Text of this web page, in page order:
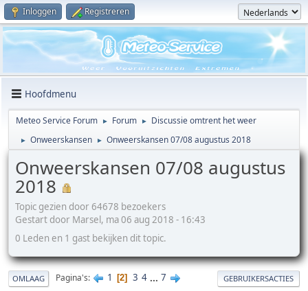
Inloggen Registreren
Hoofdmenu
Meteo Service Forum ► Forum ► Discussie omtrent het weer
► Onweerskansen ► Onweerskansen 07/08 augustus 2018
Onweerskansen 07/08 augustus
2018
Topic gezien door 64678 bezoekers
Gestart door Marsel, ma 06 aug 2018 - 16:43
0 Leden en 1 gast bekijken dit topic.
OMLAAG Pagina's 1 2 3 4 ... 7 GEBRUIKERSACTIES